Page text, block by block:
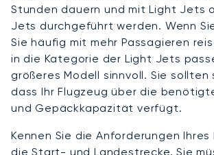
Stunden dauern und mit Light Jets
Jets durchgeführt werden. Wenn
Sie häufig mit mehr Passagieren
in die Kategorie der Light Jets
größeres Modell sinnvoll. Sie sollten
dass Ihr Flugzeug über die
und Gepäckkapazität verfügt.
Kennen Sie die Anforderungen Ihres
die Start- und Landestrecke. Sie